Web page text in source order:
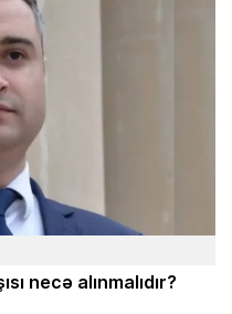
necə alınmalıdır?